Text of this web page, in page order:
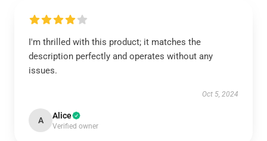
I'm thrilled with this product; it matches the
description perfectly and operates without any
issues.
Oct 5, 2024
A Alice
Verified owner